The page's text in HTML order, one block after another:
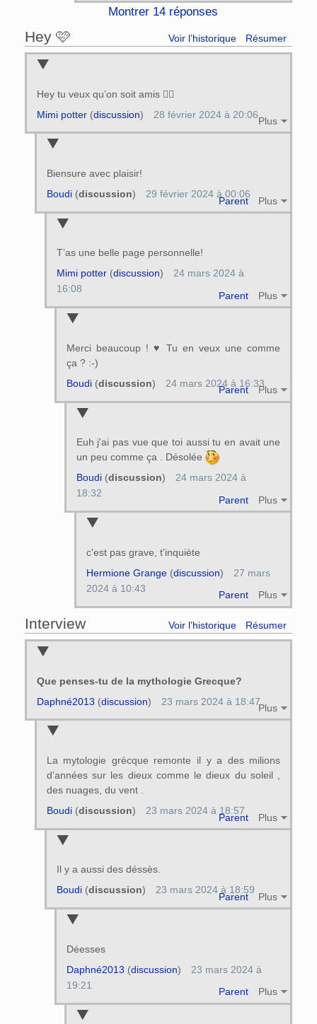
Montrer 14 réponses
Hey 🩷 Voir l’historique Résumer
Hey tu veux qu’on soit amis 👯‍♂️
Plus
Mimi potter(discussion) 28 février 2024 à 20:06
Biensure avec plaisir!
Parent Plus
Boudi(discussion) 29 février 2024 à 00:06
T’as une belle page personnelle!
Parent Plus
Mimi potter(discussion)
24 mars 2024 à
16:08
Merci beaucoup ! ♥ Tu en veux une comme
ça ? :-)
Parent Plus
Boudi(discussion) 24 mars 2024 à 16:33
Euh j'ai pas vue que toi aussi tu en avait une
un peu comme ça . Désolée
Parent Plus
Boudi(discussion)
24 mars 2024 à
18:32
c'est pas grave, t'inquiète
Parent Plus
Hermione Grange(discussion)
27 mars
2024 à 10:43
Interview Voir l’historique Résumer
Que penses-tu de la mythologie Grecque?
Plus
Daphné2013 (discussion) 23 mars 2024 à 18:47
La mytologie grècque remonte il y a des milions
d'années sur les dieux comme le dieux du soleil ,
des nuages, du vent .
Parent Plus
Boudi(discussion) 23 mars 2024 à 18:57
Il y a aussi des déssès.
Parent Plus
Boudi(discussion) 23 mars 2024 à 18:59
Déesses
Parent Plus
Daphné2013 (discussion)
23 mars 2024 à
19:21